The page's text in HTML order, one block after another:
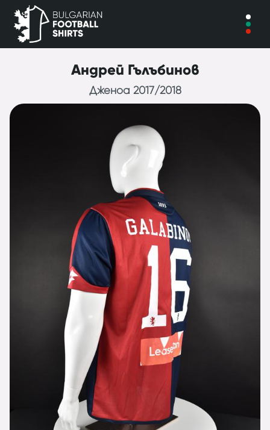
Андрей Гълъбинов
Дженоа 2017/2018